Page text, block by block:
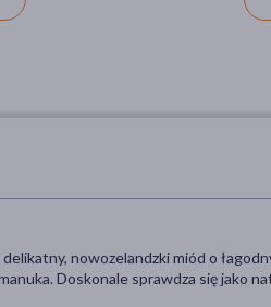
nowozelandzki miód o
Doskonale sprawdza się jako